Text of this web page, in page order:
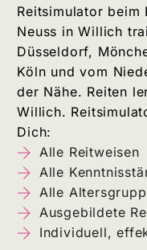
Reitsimulator beim
Neuss in Willich
Düsseldorf,
Köln und vom
der Nähe. Reiten
Willich.
Dich:
Alle Reitweisen
Alle
Alle
Ausgebildete
Individuell,